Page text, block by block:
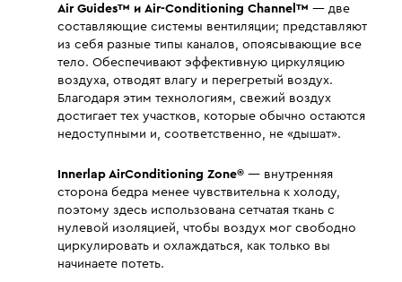
Air Guides™ и Air-Conditioning Channel™ — две
составляющие системы вентиляции; представляют
из себя разные типы каналов, опоясывающие все
тело. Обеспечивают эффективную циркуляцию
воздуха, отводят влагу и перегретый воздух.
Благодаря этим технологиям, свежий воздух
достигает тех участков, которые обычно остаются
недоступными и, соответственно, не «дышат».
Innerlap AirConditioning Zone® — внутренняя
сторона бедра менее чувствительна к холоду,
поэтому здесь использована сетчатая ткань с
нулевой изоляцией, чтобы воздух мог свободно
циркулировать и охлаждаться, как только вы
начинаете потеть.